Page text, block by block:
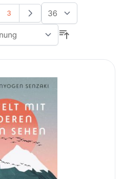
Seite
Seite
3